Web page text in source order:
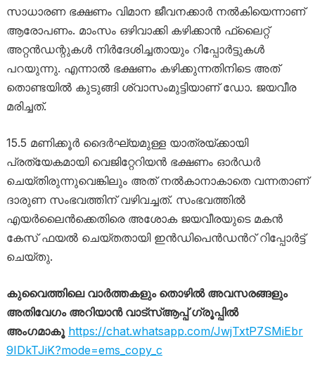
സാധാരണ ഭക്ഷണം വിമാന ജീവനക്കാർ നൽകിയെന്നാണ്
ആരോപണം. മാംസം ഒഴിവാക്കി കഴിക്കാൻ ഫ്ലൈറ്റ്
അറ്റൻഡന്റുകൾ നിർദേശിച്ചതായും റിപ്പോർട്ടുകൾ
പറയുന്നു. എന്നാൽ ഭക്ഷണം കഴിക്കുന്നതിനിടെ അത്
തൊണ്ടയിൽ കുടുങ്ങി ശ്വാസംമുട്ടിയാണ് ഡോ. ജയവീര
മരിച്ചത്.
15.5 മണിക്കൂർ ദൈർഘ്യമുള്ള യാത്രയ്ക്കായി
പ്രത്യേകമായി വെജിറ്റേറിയൻ ഭക്ഷണം ഓർഡർ
ചെയ്തിരുന്നുവെങ്കിലും അത് നൽകാനാകാതെ വന്നതാണ്
ദാരുണ സംഭവത്തിന് വഴിവച്ചത്. സംഭവത്തിൽ
എയർലൈൻക്കെതിരെ അശോക ജയവീരയുടെ മകൻ
കേസ് ഫയൽ ചെയ്തതായി ഇൻഡിപെൻഡൻറ് റിപ്പോർട്ട്
ചെയ്തു.
കുവൈത്തിലെ വാർത്തകളും തൊഴിൽ അവസരങ്ങളും
അതിവേഗം അറിയാൻ വാട്സ്ആപ്പ് ഗ്രൂപ്പിൽ
അംഗമാകൂ https://chat.whatsapp.com/JwjTxtP7SMiEbr
9IDkTJiK?mode=ems_copy_c